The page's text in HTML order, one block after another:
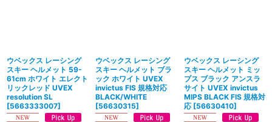
ウベックス レーシング
スキー ヘルメット 59-
61cm ホワイト エレクト
リックレッド UVEX
resolution SL
[5663333007]
ウベックス レーシング
スキー ヘルメット ブラ
ック ホワイト UVEX
invictus FIS 規格対応
BLACK/WHITE
[56630315]
ウベックス レーシング
スキー ヘルメット ミッ
プス ブラック アンスラ
サイト UVEX invictus
MIPS BLACK FIS 規格対
応 [56630410]